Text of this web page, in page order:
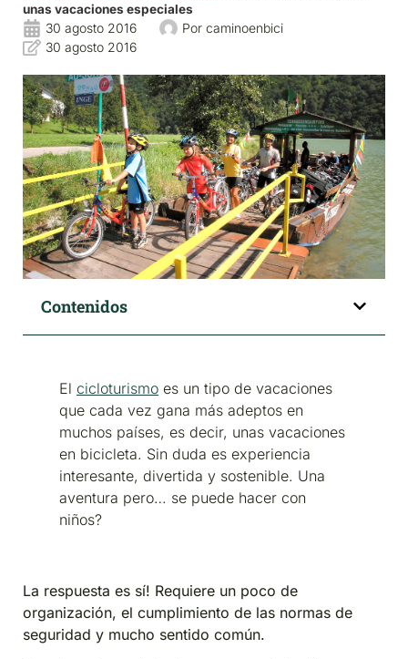
unas vacaciones especiales
30 agosto 2016 Por caminoenbici
30 agosto 2016
Contenidos
El cicloturismo es un tipo de vacaciones
que cada vez gana más adeptos en
muchos países, es decir, unas vacaciones
en bicicleta. Sin duda es experiencia
interesante, divertida y sostenible. Una
aventura pero… se puede hacer con
niños?
La respuesta es sí! Requiere un poco de
organización, el cumplimiento de las normas de
seguridad y mucho sentido común.